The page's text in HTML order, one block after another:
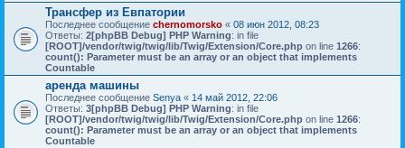
Трансфер из Евпатории
Последнее сообщение chernomorsko « 08 июн 2012, 08:23
Ответы: 2[phpBB Debug] PHP Warning: in file
[ROOT]/vendor/twig/twig/lib/Twig/Extension/Core.php on line 1266:
count(): Parameter must be an array or an object that implements
Countable
аренда машины
Последнее сообщение Senya « 14 май 2012, 22:06
Ответы: 3[phpBB Debug] PHP Warning: in file
[ROOT]/vendor/twig/twig/lib/Twig/Extension/Core.php on line 1266:
count(): Parameter must be an array or an object that implements
Countable